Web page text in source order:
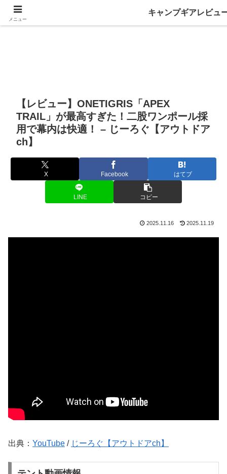
【レビュー】ONETIGRIS「APEX
TRAIL」が最高すぎた！二股ワンポール採
用で幕内は快適！ – じーろぐ【アウトドア
ch】
X Facebook はてブ
LINE コピー
2025.11.16 2025.11.19
出典： YouTube / じーろぐ【アウトドアch】
メニュー
キャンプギアレビュ